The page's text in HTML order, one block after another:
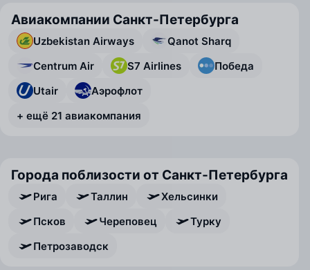
Авиакомпании Санкт-Петербурга
Uzbekistan Airways
Qanot Sharq
Centrum Air
S7 Airlines
Победа
Utair
Аэрофлот
+ ещё 21 авиакомпания
Города поблизости от Санкт-Петербурга
Рига Таллин
Хельсинки
Псков
Череповец
Турку
Петрозаводск